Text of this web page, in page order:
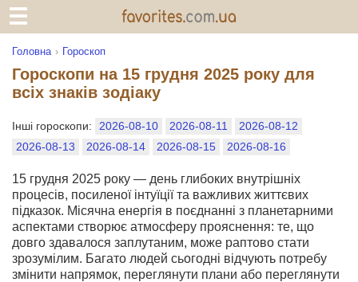
Головна Гороскоп
Гороскопи на 15 грудня 2025 року для
всіх знаків зодіаку
Інші гороскопи: 2026-08-10 2026-08-11
2026-08-12
2026-08-13
2026-08-14 2026-08-15 2026-08-16
15 грудня 2025 року — день глибоких внутрішніх
процесів, посиленої інтуїції та важливих життєвих
підказок. Місячна енергія в поєднанні з планетарними
аспектами створює атмосферу прояснення: те, що
довго здавалося заплутаним, може раптово стати
зрозумілим. Багато людей сьогодні відчують потребу
змінити напрямок, переглянути плани або переглянути